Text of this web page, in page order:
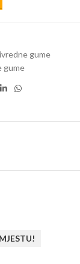
gume
gume